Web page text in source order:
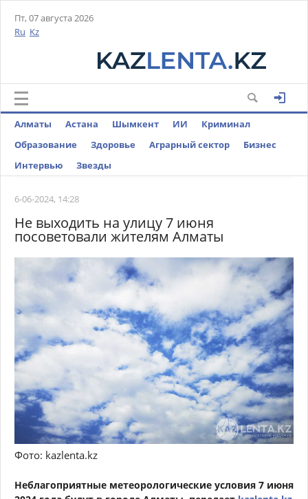
Пт, 07 августа 2026
Ru Kz
Алматы Астана Шымкент ИИ
Криминал
Образование
Здоровье Аграрный сектор
Бизнес
Интервью
Звезды
6-06-2024, 14:28
Не выходить на улицу 7 июня
посоветовали жителям Алматы
Фото: kazlenta.kz
Неблагоприятные метеорологические условия 7 июня